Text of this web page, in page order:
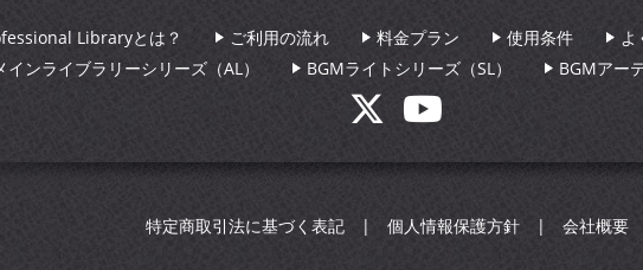
Libraryとは？ ご利用の流れ 料金プラン 使用条件 よ
インライブラリーシリーズ（AL）
BGMライトシリーズ（SL） BGMアー
特定商取引法に基づく表記 個人情報保護方針 会社概要